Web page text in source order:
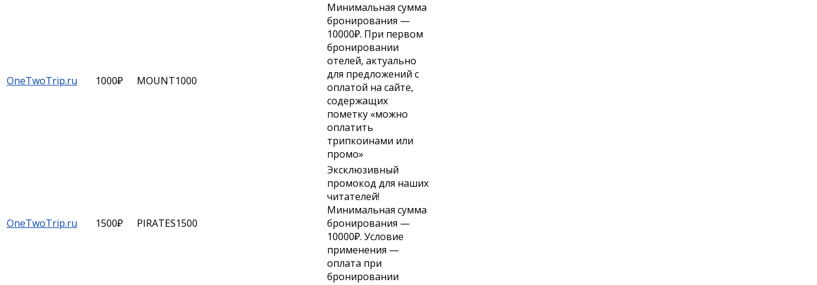
OneTwoTrip.ru 1000₽ MOUNT1000
Минимальная сумма
бронирования —
10000₽. При первом
бронировании
отелей, актуально
для предложений с
оплатой на сайте,
содержащих
пометку «можно
оплатить
трипкоинами или
промо»
OneTwoTrip.ru 1500₽ PIRATES1500
Эксклюзивный
промокод для наших
читателей!
Минимальная сумма
бронирования —
10000₽. Условие
применения —
оплата при
бронировании